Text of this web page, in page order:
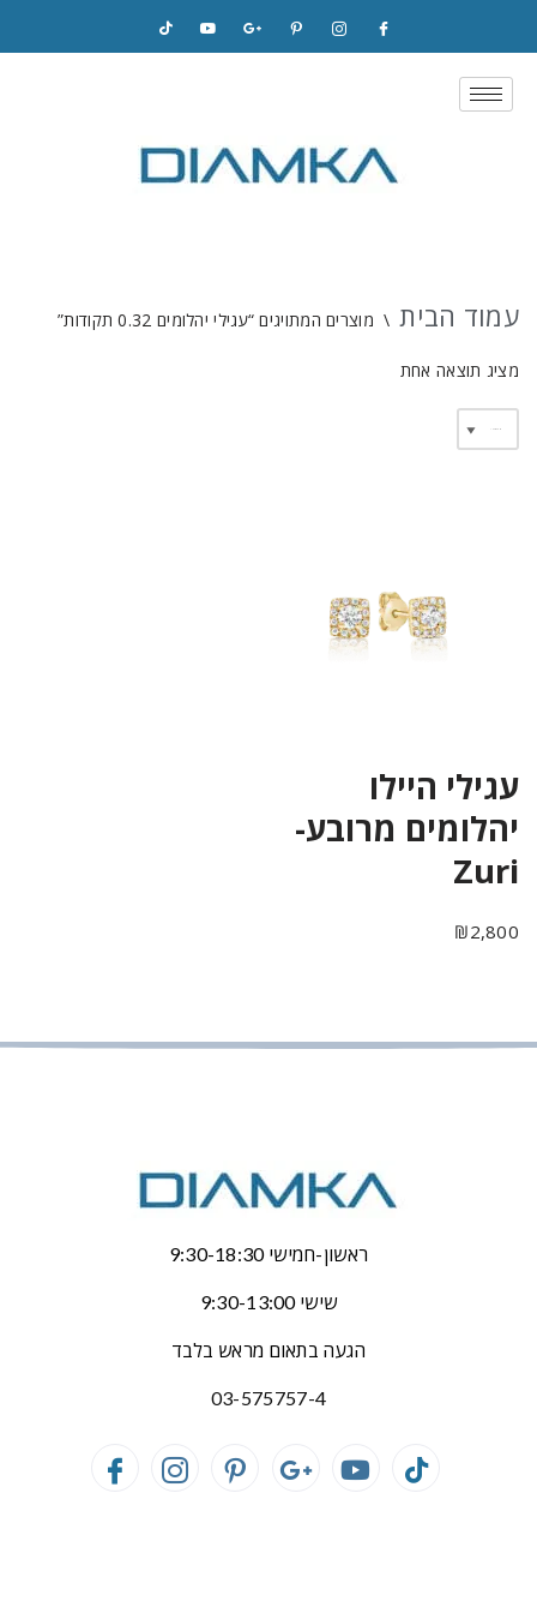
Skip
to
עמוד הבית \ מוצרים המתויגים “עגילי יהלומים 0.32 תקודות”
מציג תוצאה אחת
עגילי היילו
יהלומים מרובע-
Zuri
₪2,800
ראשון-חמישי 9:30-18:30
שישי 9:30-13:00
הגעה בתאום מראש בלבד
03-575757-4